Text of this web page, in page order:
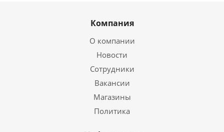
Компания
О компании
Новости
Сотрудники
Вакансии
Магазины
Политика